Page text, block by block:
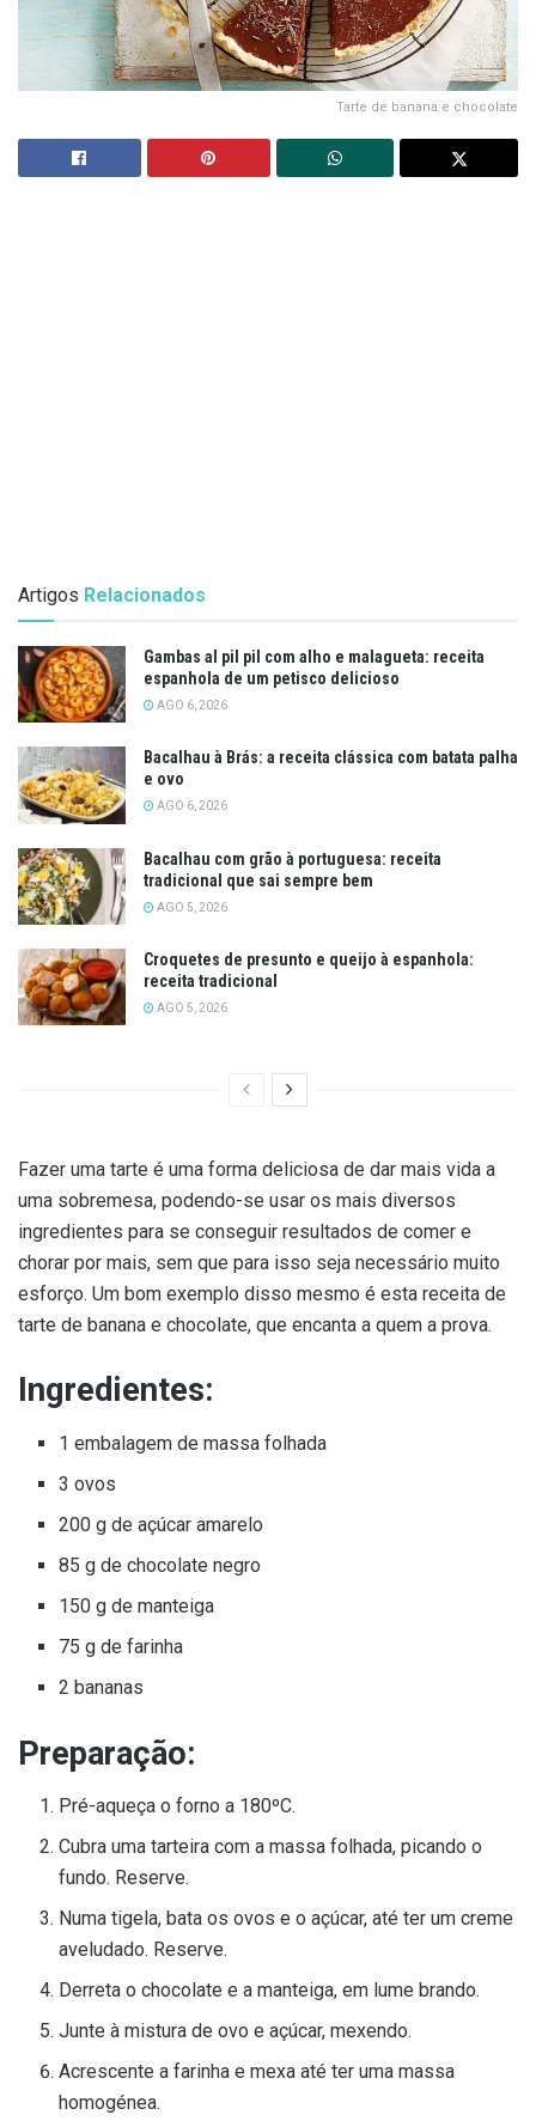
Tarte de banana e chocolate
Artigos Relacionados
Gambas al pil pil com alho e malagueta: receita
espanhola de um petisco delicioso
AGO 6, 2026
Bacalhau à Brás: a receita clássica com batata palha
e ovo
AGO 6, 2026
Bacalhau com grão à portuguesa: receita
tradicional que sai sempre bem
AGO 5, 2026
Croquetes de presunto e queijo à espanhola:
receita tradicional
AGO 5, 2026
Fazer uma tarte é uma forma deliciosa de dar mais vida a
uma sobremesa, podendo-se usar os mais diversos
ingredientes para se conseguir resultados de comer e
chorar por mais, sem que para isso seja necessário muito
esforço. Um bom exemplo disso mesmo é esta receita de
tarte de banana e chocolate, que encanta a quem a prova.
Ingredientes:
1 embalagem de massa folhada
3 ovos
200 g de açúcar amarelo
85 g de chocolate negro
150 g de manteiga
75 g de farinha
2 bananas
Preparação:
Pré-aqueça o forno a 180ºC.
Cubra uma tarteira com a massa folhada, picando o
fundo. Reserve.
Numa tigela, bata os ovos e o açúcar, até ter um creme
aveludado. Reserve.
Derreta o chocolate e a manteiga, em lume brando.
Junte à mistura de ovo e açúcar, mexendo.
Acrescente a farinha e mexa até ter uma massa
homogénea.